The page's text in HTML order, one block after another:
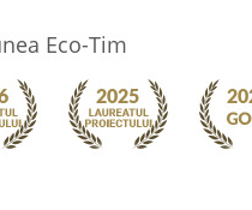
Eco-Tim